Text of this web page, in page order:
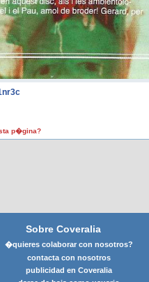
p�gina?
Sobre Coveralia
�quieres colaborar con nosotros?
contacta con nosotros
publicidad en Coveralia